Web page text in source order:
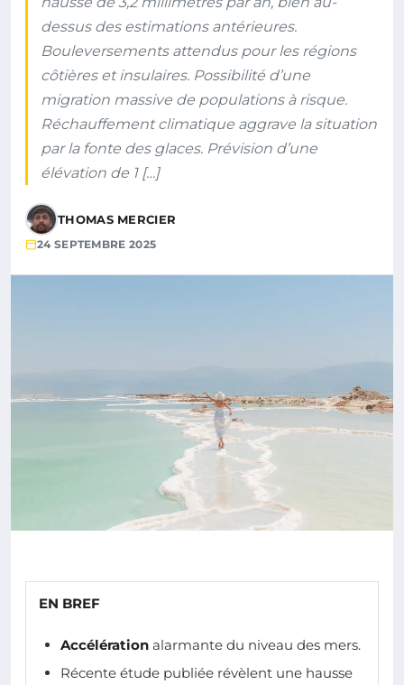
dessus des estimations antérieures.
Bouleversements attendus pour les régions
côtières et insulaires. Possibilité d’une
migration massive de populations à risque.
Réchauffement climatique aggrave la situation
par la fonte des glaces. Prévision d’une
élévation de 1 […]
THOMAS MERCIER
24 SEPTEMBRE 2025
EN BREF
Accélération alarmante du niveau des mers.
Récente étude publiée révèlent une hausse